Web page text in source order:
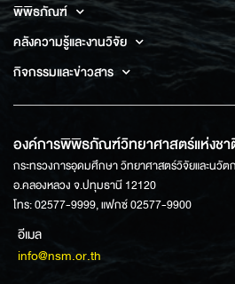
พิพิธภัณฑ์
คลังความรู้และงานวิจัย
กิจกรรมและข่าวสาร
องค์การพิพิธภัณฑ์วิทยาศาสตร์แห่งช
กระทรวงการอุดมศึกษา วิทยาศาสตร์วิจัยและนวั
อ.คลองหลวง จ.ปทุมธานี 12120
โทร: 02577-9999, แฟกซ์ 02577-9900
อีเมล
info@nsm.or.th